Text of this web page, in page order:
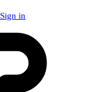
Sign in